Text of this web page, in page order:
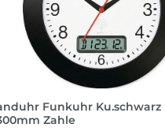
Funkuhr Ku.schwarz
Zahle